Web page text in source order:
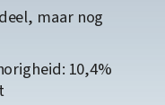
maar nog
10,4%